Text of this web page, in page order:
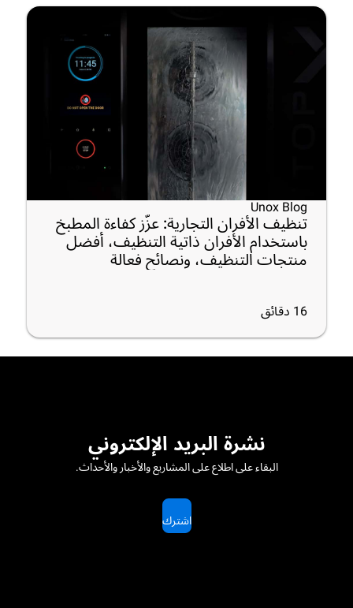
Unox Blog
تنظيف الأفران التجارية: عزّز كفاءة المطبخ
باستخدام الأفران ذاتية التنظيف، أفضل
منتجات التنظيف، ونصائح فعالة
16 دقائق
نشرة البريد الإلكتروني
البقاء على اطلاع على المشاريع والأخبار والأحداث.
اشترك